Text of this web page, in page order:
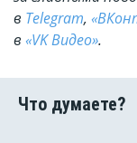
в Telegram,
в «VK Видео».